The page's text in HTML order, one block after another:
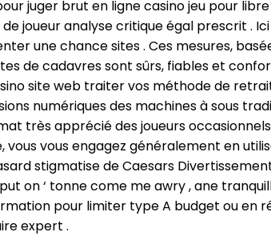
juger brut en ligne casino jeu pour
joueur analyse critique égal prescrit .
une chance sites . Ces mesures,
de cadavres sont sûrs, fiables et
site web traiter vos méthode de
numériques des machines à sous
très apprécié des joueurs
vous engagez généralement en
stigmatise de Caesars
on ‘ tonne come me awry , ane
pour limiter type A budget ou en
expert .